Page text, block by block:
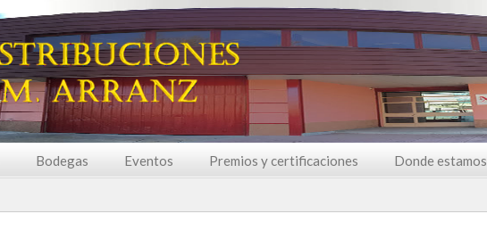
Bodegas Eventos Premios y certificaciones Donde estamos